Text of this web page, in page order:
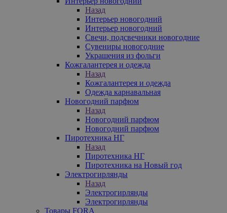
Назад
Интерьер новогодний
Интерьер новогодний
Свечи, подсвечники новогодние
Сувениры новогодние
Украшения из фольги
Кожгалантерея и одежда
Назад
Кожгалантерея и одежда
Одежда карнавальная
Новогодний парфюм
Назад
Новогодний парфюм
Новогодний парфюм
Пиротехника НГ
Назад
Пиротехника НГ
Пиротехника на Новый год
Электрогирлянды
Назад
Электрогирлянды
Электрогирлянды
Товары FORA